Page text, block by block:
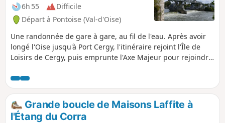
6h 55
Difficile
Départ à Pontoise (Val-d'Oise)
Une randonnée de gare à gare, au fil de l'eau. Après avoir
longé l'Oise jusqu'à Port Cergy, l'itinéraire rejoint l'Île de
Loisirs de Cergy, puis emprunte l'Axe Majeur pour rejoindre
confluent, il suit la Seine sur les quais de Conflans-Sainte-
Honorine dont il emprunte en partie le parcours
découverte, avant de rejoindre la gare.
Grande boucle de Maisons Laffite à
l'Étang du Corra